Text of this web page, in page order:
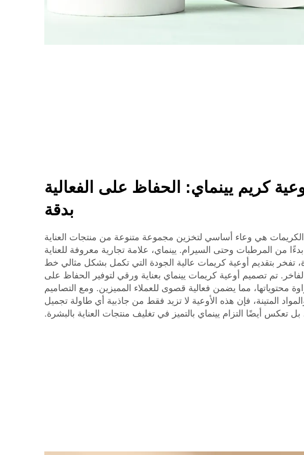
كريم يينماي: الحفاظ على الفعالية
بدقة
الكريمات هي وعاء أساسي لتخزين مجموعة متنوعة من منتجات العناية
بدءًا من المرطبات وحتى السيرام. يينماي، علامة تجارية معروفة للعناية
تفخر بتقديم أوعية كريمات عالية الجودة التي تكمل بشكل مثالي خط
الفاخر. تم تصميم أوعية كريمات يينماي بعناية ورقي لتوفير الحفاظ على
محتوياتها، مما يضمن فعالية قصوى للعملاء المميزين. ومع التصاميم
والمواد المتينة، فإن هذه الأوعية لا تزيد فقط من جاذبية أي طاولة تجميل
بل تعكس أيضًا التزام يينماي بالتميز في تغليف منتجات العناية بالبشرة.